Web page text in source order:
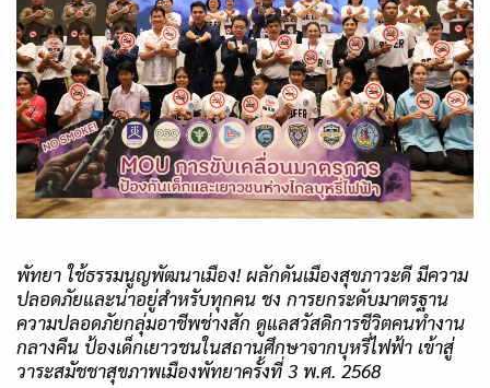
พัทยา ใช้ธรรมนูญพัฒนาเมือง!ผลักดันเมืองสุขภาวะดี มีความ
ปลอดภัยและน่าอยู่สำหรับทุกคน ชง การยกระดับมาตรฐาน
ความปลอดภัยกลุ่มอาชีพช่างสัก ดูแลสวัสดิการชีวิตคนทำงาน
กลางคืน ป้องเด็กเยาวชนในสถานศึกษาจากบุหรี่ไฟฟ้า เข้าสู่
วาระสมัชชาสุขภาพเมืองพัทยาครั้งที่3 พ.ศ. 2568